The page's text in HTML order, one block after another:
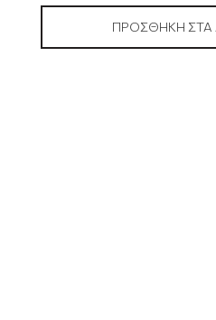
ΠΡΟΣΘΉΚΗ ΣΤΑ